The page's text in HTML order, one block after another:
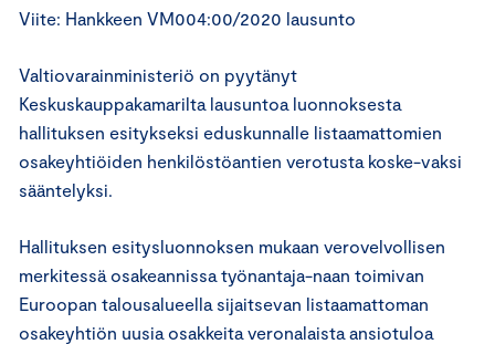
Viite: Hankkeen VM004:00/2020 lausunto
Valtiovarainministeriö on pyytänyt
Keskuskauppakamarilta lausuntoa luonnoksesta
hallituksen esitykseksi eduskunnalle listaamattomien
osakeyhtiöiden henkilöstöantien verotusta koske-vaksi
sääntelyksi.
Hallituksen esitysluonnoksen mukaan verovelvollisen
merkitessä osakeannissa työnantaja-naan toimivan
Euroopan talousalueella sijaitsevan listaamattoman
osakeyhtiön uusia osakkeita veronalaista ansiotuloa